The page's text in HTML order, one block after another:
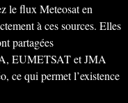
le flux Meteosat en
à ces sources. Elles
partagées
EUMETSAT et JMA
ce qui permet l’existence